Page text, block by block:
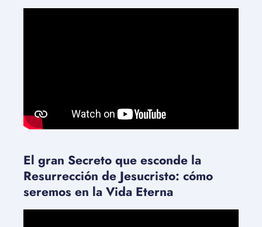
El gran Secreto que esconde la
Resurrección de Jesucristo: cómo
seremos en la Vida Eterna